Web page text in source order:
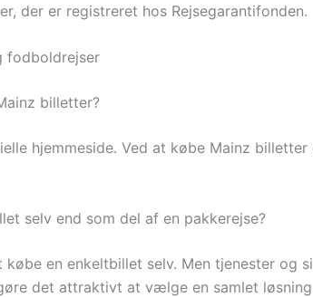
der er registreret hos Rejsegarantifonden.
fodboldrejser
billetter?
hjemmeside. Ved at købe Mainz
selv end som del af en pakkerejse?
en enkeltbillet selv. Men tjenester og
det attraktivt at vælge en samlet